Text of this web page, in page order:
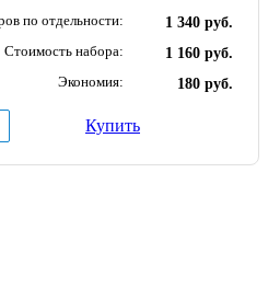
по отдельности:
1 340 руб.
Стоимость набора:
1 160 руб.
Экономия:
180 руб.
Купить